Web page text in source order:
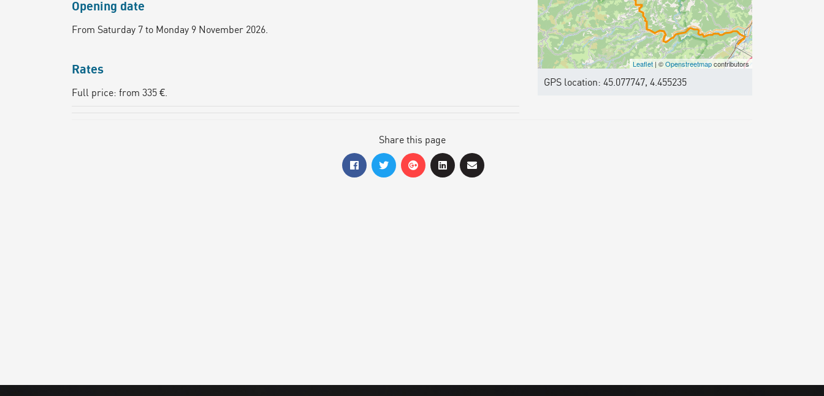
Opening date
From Saturday 7 to Monday 9 November 2026.
Rates
Full price: from 335 €.
Leaflet| ©Openstreetmapcontributors
GPS location: 45.077747, 4.455235
Share this page